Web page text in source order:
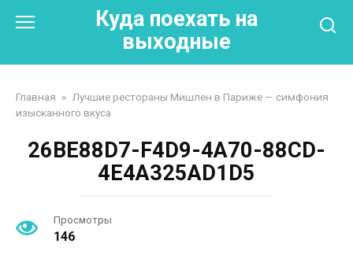
Куда поехать на
выходные
Главная » Лучшие рестораны Мишлен в Париже — симфония
изысканного вкуса
26BE88D7-F4D9-4A70-88CD-
4E4A325AD1D5
Просмотры
146